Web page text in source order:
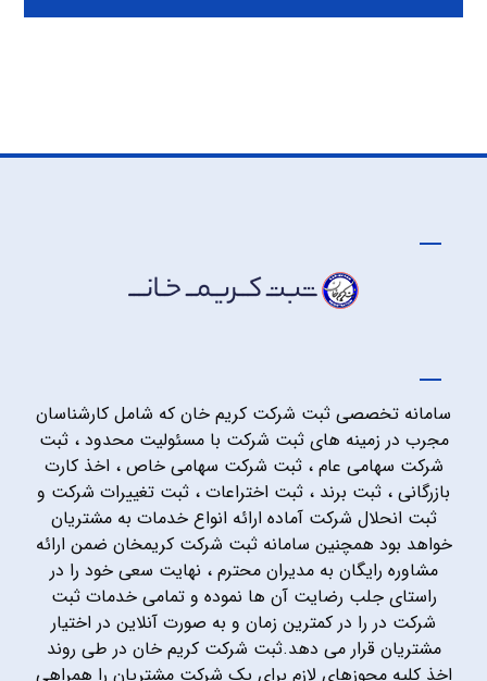
سامانه تخصصی ثبت شرکت کریم خان که شامل کارشناسان
مجرب در زمینه های ثبت شرکت با مسئولیت محدود ، ثبت
شرکت سهامی عام ، ثبت شرکت سهامی خاص ، اخذ کارت
بازرگانی ، ثبت برند ، ثبت اختراعات ، ثبت تغییرات شرکت و
ثبت انحلال شرکت آماده ارائه انواع خدمات به مشتریان
خواهد بود همچنین سامانه ثبت شرکت کریمخان ضمن ارائه
مشاوره رایگان به مدیران محترم ، نهایت سعی خود را در
راستای جلب رضایت آن ها نموده و تمامی خدمات ثبت
شرکت در را در کمترین زمان و به صورت آنلاین در اختیار
مشتریان قرار می دهد.ثبت شرکت کریم خان در طی روند
اخذ کلیه مجوزهای لازم برای یک شرکت مشتریان را همراهی